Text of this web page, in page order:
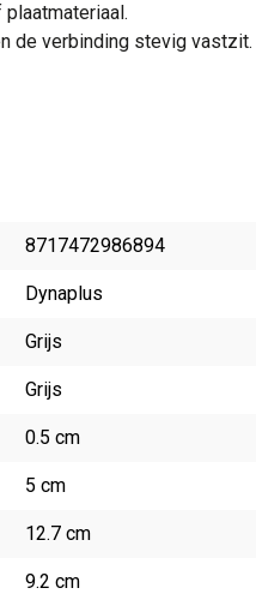
de verbinding stevig vastzit.
8717472986894
Dynaplus
Grijs
Grijs
0.5 cm
5 cm
12.7 cm
9.2 cm